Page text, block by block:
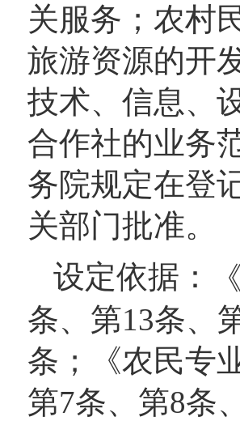
关服务；农村
旅游资源的开
技术、信息、
合作社的业务
务院规定在登
关部门批准。
设定依据：
条、第13条、
条；《农民专
第7条、第8条